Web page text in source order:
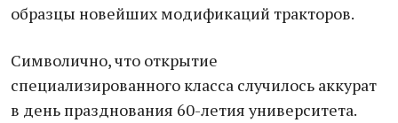
образцы новейших модификаций тракторов.
Символично, что открытие
специализированного класса случилось аккурат
в день празднования 60-летия университета.